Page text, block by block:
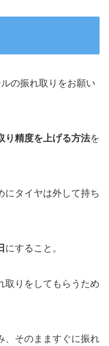
の振れ取りをお願い
り精度を上げる方法を
にタイヤは外して持ち
にすること。
取りをしてもらうため
、そのまますぐに振れ